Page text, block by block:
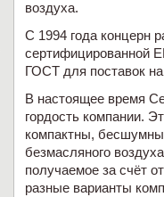
воздуха.
С 1994 года концерн
сертифицированной
ГОСТ для поставок
В настоящее время
гордость компании.
компактны,
безмасляного
получаемое за счёт
разные варианты